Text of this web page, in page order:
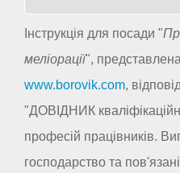
Інструкція для посади "
меліорації",
www.borovik.com,
"ДОВІДНИК
професій працівників.
господарство та